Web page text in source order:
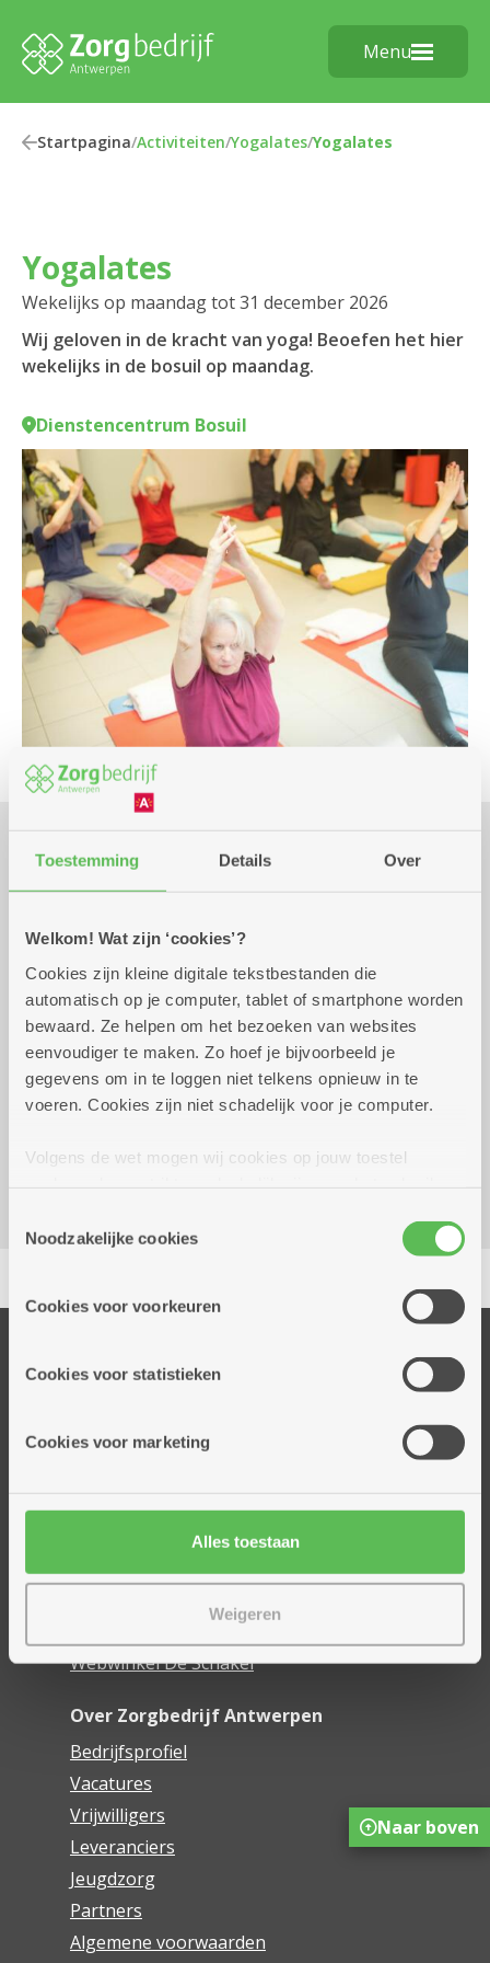
Toestemming Details Over
Welkom! Wat zijn ‘cookies’?
Cookies zijn kleine digitale tekstbestanden die
automatisch op je computer, tablet of smartphone worden
bewaard. Ze helpen om het bezoeken van websites
eenvoudiger te maken. Zo hoef je bijvoorbeeld je
gegevens om in te loggen niet telkens opnieuw in te
voeren. Cookies zijn niet schadelijk voor je computer.
Volgens de wet mogen wij cookies op jouw toestel
cookies hebben we jouw toestemming nodig. Sommige
cookies worden geplaatst door derde partijen die een
informatie over jouw (geanonimiseerd) gebruik van onze
partners kunnen deze gegevens combineren met andere
Noodzakelijke cookies
Cookies voor voorkeuren
Cookies voor statistieken
Cookies voor marketing
Alles toestaan
Weigeren
Menu
Startpagina/Activiteiten/Yogalates/Yogalates
Yogalates
Wekelijks op maandag tot 31 december 2026
Wij geloven in de kracht van yoga! Beoefen het hier
wekelijks in de bosuil op maandag.
Dienstencentrum Bosuil
Praktisch
Wekelijks op maandag tot 31 december
2026
2 euro
Reserveer vervoer
Bosuil 160
Thuisdiensten
Assistentiewoningen
Financieel comfort
Mijn Zorgbedrijf
Webwinkel De Schakel
Over Zorgbedrijf Antwerpen
Bedrijfsprofiel
Vacatures
Vrijwilligers
Leveranciers
Jeugdzorg
Partners
Algemene voorwaarden
Naar boven